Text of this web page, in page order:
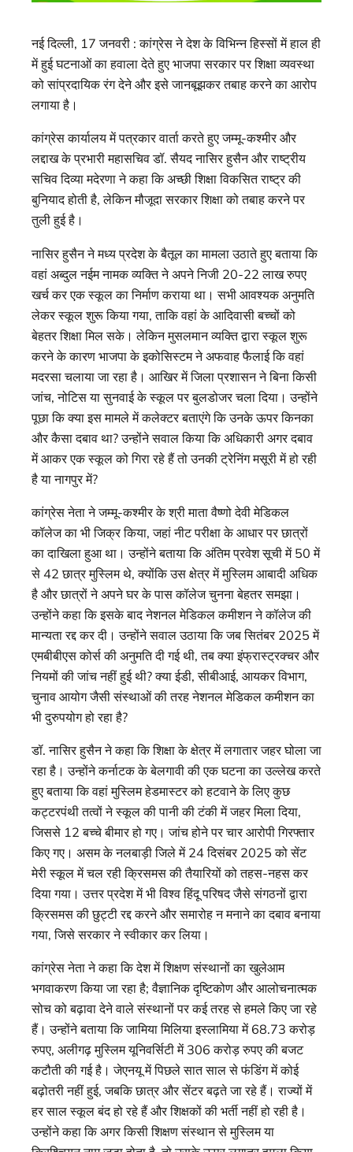
नई दिल्ली, 17 जनवरी : कांग्रेस ने देश के विभिन्न हिस्सों में हाल ही
में हुई घटनाओं का हवाला देते हुए भाजपा सरकार पर शिक्षा व्यवस्था
को सांप्रदायिक रंग देने और इसे जानबूझकर तबाह करने का आरोप
लगाया है।
कांग्रेस कार्यालय में पत्रकार वार्ता करते हुए जम्मू-कश्मीर और
लद्दाख के प्रभारी महासचिव डॉ. सैयद नासिर हुसैन और राष्ट्रीय
सचिव दिव्या मदेरणा ने कहा कि अच्छी शिक्षा विकसित राष्ट्र की
बुनियाद होती है, लेकिन मौजूदा सरकार शिक्षा को तबाह करने पर
तुली हुई है।
नासिर हुसैन ने मध्य प्रदेश के बैतूल का मामला उठाते हुए बताया कि
वहां अब्दुल नईम नामक व्यक्ति ने अपने निजी 20-22 लाख रुपए
खर्च कर एक स्कूल का निर्माण कराया था। सभी आवश्यक अनुमति
लेकर स्कूल शुरू किया गया, ताकि वहां के आदिवासी बच्चों को
बेहतर शिक्षा मिल सके। लेकिन मुसलमान व्यक्ति द्वारा स्कूल शुरू
करने के कारण भाजपा के इकोसिस्टम ने अफवाह फैलाई कि वहां
मदरसा चलाया जा रहा है। आखिर में जिला प्रशासन ने बिना किसी
जांच, नोटिस या सुनवाई के स्कूल पर बुलडोजर चला दिया। उन्होंने
पूछा कि क्या इस मामले में कलेक्टर बताएंगे कि उनके ऊपर किनका
और कैसा दबाव था? उन्होंने सवाल किया कि अधिकारी अगर दबाव
में आकर एक स्कूल को गिरा रहे हैं तो उनकी ट्रेनिंग मसूरी में हो रही
है या नागपुर में?
कांग्रेस नेता ने जम्मू-कश्मीर के श्री माता वैष्णो देवी मेडिकल
कॉलेज का भी जिक्र किया, जहां नीट परीक्षा के आधार पर छात्रों
का दाखिला हुआ था। उन्होंने बताया कि अंतिम प्रवेश सूची में 50 में
से 42 छात्र मुस्लिम थे, क्योंकि उस क्षेत्र में मुस्लिम आबादी अधिक
है और छात्रों ने अपने घर के पास कॉलेज चुनना बेहतर समझा।
उन्होंने कहा कि इसके बाद नेशनल मेडिकल कमीशन ने कॉलेज की
मान्यता रद्द कर दी। उन्होंने सवाल उठाया कि जब सितंबर 2025 में
एमबीबीएस कोर्स की अनुमति दी गई थी, तब क्या इंफ्रास्ट्रक्चर और
नियमों की जांच नहीं हुई थी? क्या ईडी, सीबीआई, आयकर विभाग,
चुनाव आयोग जैसी संस्थाओं की तरह नेशनल मेडिकल कमीशन का
भी दुरुपयोग हो रहा है?
डॉ. नासिर हुसैन ने कहा कि शिक्षा के क्षेत्र में लगातार जहर घोला जा
रहा है। उन्होंने कर्नाटक के बेलगावी की एक घटना का उल्लेख करते
हुए बताया कि वहां मुस्लिम हेडमास्टर को हटवाने के लिए कुछ
कट्टरपंथी तत्वों ने स्कूल की पानी की टंकी में जहर मिला दिया,
जिससे 12 बच्चे बीमार हो गए। जांच होने पर चार आरोपी गिरफ्तार
किए गए। असम के नलबाड़ी जिले में 24 दिसंबर 2025 को सेंट
मेरी स्कूल में चल रही क्रिसमस की तैयारियों को तहस-नहस कर
दिया गया। उत्तर प्रदेश में भी विश्व हिंदू परिषद जैसे संगठनों द्वारा
क्रिसमस की छुट्टी रद्द करने और समारोह न मनाने का दबाव बनाया
गया, जिसे सरकार ने स्वीकार कर लिया।
कांग्रेस नेता ने कहा कि देश में शिक्षण संस्थानों का खुलेआम
भगवाकरण किया जा रहा है; वैज्ञानिक दृष्टिकोण और आलोचनात्मक
सोच को बढ़ावा देने वाले संस्थानों पर कई तरह से हमले किए जा रहे
हैं। उन्होंने बताया कि जामिया मिलिया इस्लामिया में 68.73 करोड़
रुपए, अलीगढ़ मुस्लिम यूनिवर्सिटी में 306 करोड़ रुपए की बजट
कटौती की गई है। जेएनयू में पिछले सात साल से फंडिंग में कोई
बढ़ोतरी नहीं हुई, जबकि छात्र और सेंटर बढ़ते जा रहे हैं। राज्यों में
हर साल स्कूल बंद हो रहे हैं और शिक्षकों की भर्ती नहीं हो रही है।
उन्होंने कहा कि अगर किसी शिक्षण संस्थान से मुस्लिम या